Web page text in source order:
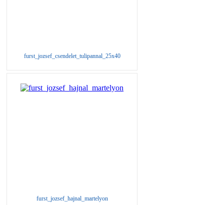
furst_jozsef_csendelet_tulipannal_25x40
furst_jozsef_hajnal_martelyon